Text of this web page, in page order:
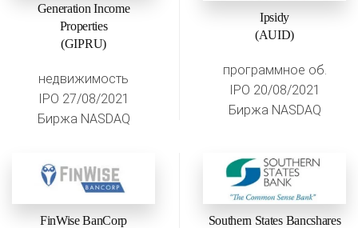
Generation Income
Properties
(GIPRU)
недвижимость
IPO 27/08/2021
Биржа NASDAQ
Ipsidy
(AUID)
программное об.
IPO 20/08/2021
Биржа NASDAQ
FinWise BanCorp
Southern States Bancshares